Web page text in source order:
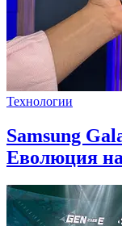
Технологии
Samsung
Еволюция